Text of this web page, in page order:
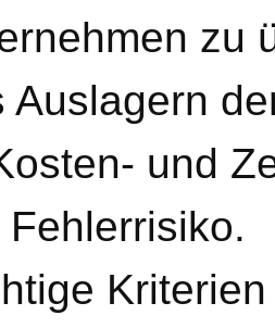
zu
Auslagern
und
Fehlerrisiko.